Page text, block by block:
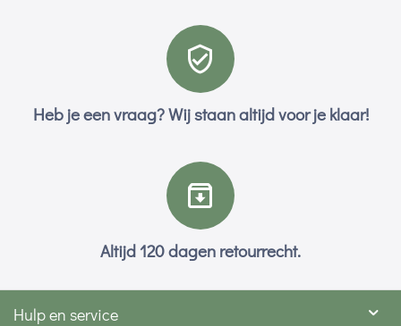
Heb je een vraag? Wij staan altijd voor je klaar!
Altijd 120 dagen retourrecht.
Hulp en service